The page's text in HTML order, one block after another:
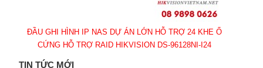
ĐẦU GHI HÌNH IP NAS DỰ ÁN LỚN HỖ TRỢ 24 KHE Ổ
CỨNG HỖ TRỢ RAID HIKVISION DS-96128NI-I24
TIN TỨC MỚI